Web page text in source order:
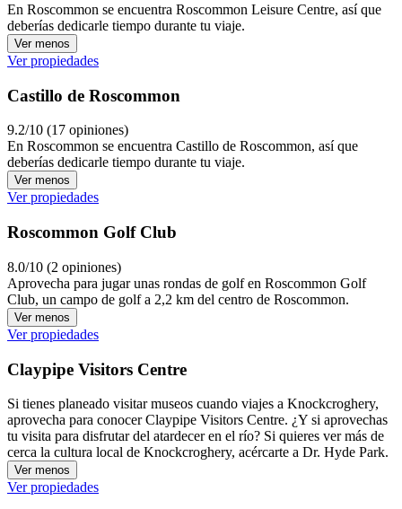
En Roscommon se encuentra Roscommon Leisure Centre, así que
deberías dedicarle tiempo durante tu viaje.
Ver menos
Ver propiedades
Castillo de Roscommon
9.2/10 (17 opiniones)
En Roscommon se encuentra Castillo de Roscommon, así que
deberías dedicarle tiempo durante tu viaje.
Ver menos
Ver propiedades
Roscommon Golf Club
8.0/10 (2 opiniones)
Aprovecha para jugar unas rondas de golf en Roscommon Golf
Club, un campo de golf a 2,2 km del centro de Roscommon.
Ver menos
Ver propiedades
Claypipe Visitors Centre
Si tienes planeado visitar museos cuando viajes a Knockcroghery,
aprovecha para conocer Claypipe Visitors Centre. ¿Y si aprovechas
tu visita para disfrutar del atardecer en el río? Si quieres ver más de
cerca la cultura local de Knockcroghery, acércarte a Dr. Hyde Park.
Ver menos
Ver propiedades